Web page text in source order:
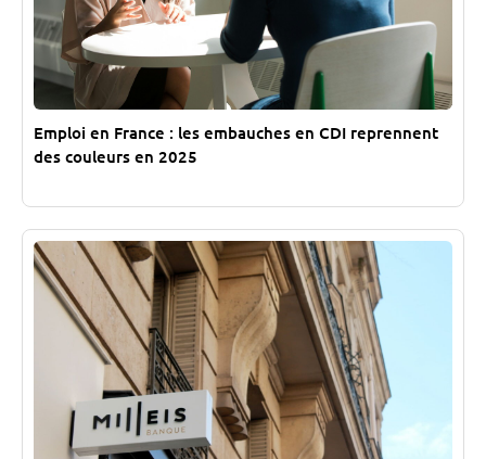
Emploi en France : les embauches en CDI reprennent
des couleurs en 2025